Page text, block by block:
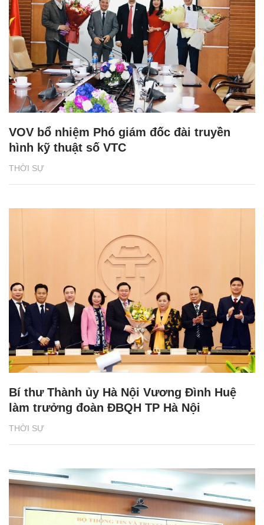
THỜI SỰ
VOV bổ nhiệm Phó giám đốc đài truyền
hình kỹ thuật số VTC
THỜI SỰ
Bí thư Thành ủy Hà Nội Vương Đình Huệ
làm trưởng đoàn ĐBQH TP Hà Nội